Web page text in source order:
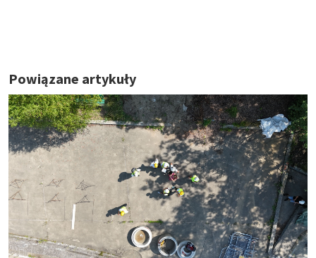
Powiązane artykuły